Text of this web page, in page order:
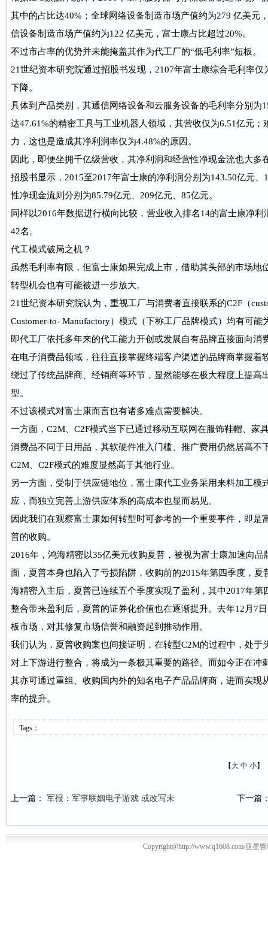
其中的占比达40%；全球网络设备制造市场产值约为279 亿美元
信设备制造市场产值约为122 亿美元，富士康占比超过20%。
不过市占率的优势并未能掩盖其作为代工厂的“低毛利率”短板。
21世纪资本研究院通过招股书发现，2107年富士康综合毛利率仅
下降。
具体到产品类别，其通信网络设备和云服务设备的毛利率分别为
达47.61%的精密工具与工业机器人领域，其营收仅为6.51亿元
力，这也是造成其净利润率仅为4.48%的原因。
因此，即便坐拥千亿级营收，其净利润和经营性净现金流也大多
招股书显示，2015至2017年富士康的净利润分别为143.50亿元、
性净现金流则分别为85.79亿元、209亿元、85亿元。
同样以2016年数据进行横向比较，营业收入排名14的富士康净
42名。
代工模式破局之机？
虽然毛利率有限，但富士康如果完成上市，借助其头部的市场地
转型机会也有可能被进一步放大。
21世纪资本研究院认为，重视工厂与消费者直接联系的C2F（
Customer-to- Manufactory）模式（下称工厂品牌模式）均有可
即代工厂依托多年来的代工能力开创或发展自有品牌直接面向消
在电子消费品领域，往往直接掌握终端客户渠道的品牌商掌握着
绕过了传统品牌商、经销商等环节，显然能够在极大程度上提高
型。
不过该模式对富士康而言也有诸多难点需要解决。
一方面，C2M、C2F模式当下已通过移动互联网在服饰鞋帽、家
消费品不同于日用品，其软硬件准入门槛、推广费用仍然居高不
C2M、C2F模式的难度显然高于其他行业。
另一方面，受制于供应链地位，富士康代工业务采用来料加工模
应，而独立完善上游供应体系的高成本也显而易见。
因此我们在观察富士康如何转型时可参考的一个重要事件，即是
普的收购。
2016年，鸿海精密以35亿美元收购夏普，被视为富士康加速向
面，夏普本身也陷入了亏损陷阱，收购前的2015年第四季度，夏
海精密入主后，夏普已连续五个季度实现了盈利，其中2017年第
整合带来盈利后，夏普的证券化价值也在逐渐提升。去年12月7
板市场，对其修复市场信誉和融资起到推动作用。
我们认为，夏普收购案也间接证明，在转型C2M的过程中，处于
对上下游进行整合，将成为一条极其重要的路径。而如今正在冲
其亦可通过重组、收购国内外的知名电子产品品牌商，进而实现
率的提升。
Tags：
【 大 中 小】
上一篇： 军报：军事联姻电子游戏 或改写未 下一篇
Copyright@http://www.q1608.com/亚星